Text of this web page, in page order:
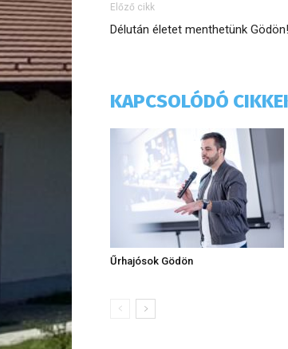
Előző cikk
Délután életet menthetünk Gödön!
KAPCSOLÓDÓ
Űrhajósok Gödön